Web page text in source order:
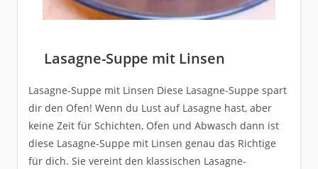
Lasagne-Suppe mit Linsen
Lasagne-Suppe mit Linsen Diese Lasagne-Suppe spart
dir den Ofen! Wenn du Lust auf Lasagne hast, aber
keine Zeit für Schichten, Ofen und Abwasch dann ist
diese Lasagne-Suppe mit Linsen genau das Richtige
für dich. Sie vereint den klassischen Lasagne-